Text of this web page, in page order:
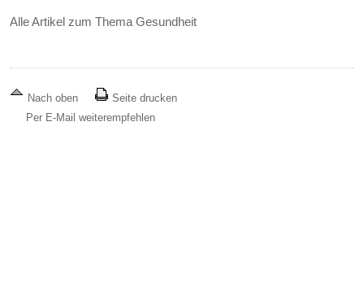
Alle Artikel zum Thema Gesundheit
Nach oben
Seite drucken
Per E-Mail weiterempfehlen